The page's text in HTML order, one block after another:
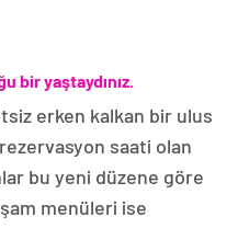
bir yaştaydınız.
erken kalkan bir ulus
saati olan
bu yeni düzene göre
menüleri ise